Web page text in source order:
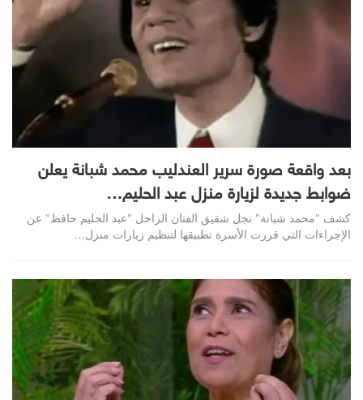
بعد واقعة صورة سرير العندليب محمد شبانة يعلن
ضوابط جديدة لزيارة منزل عبد الحليم…
كشف "محمد شبانة" نجل شقيق الفنان الراحل "عبد الحليم حافظ" عن
الإجراءات التي قررت الأسرة تطبيقها لتنظيم زيارات منزل…